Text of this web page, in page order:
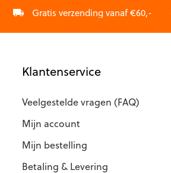
op
Gratis verzending vanaf €60,-
Klantenservice
Veelgestelde vragen (FAQ)
Mijn account
Mijn bestelling
Betaling & Levering